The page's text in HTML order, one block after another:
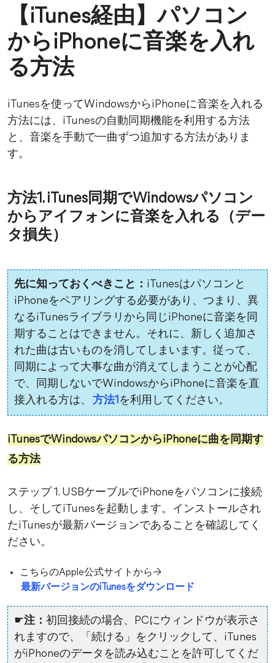
【iTunes経由】パソコン
からiPhoneに音楽を入れ
る方法
iTunesを使ってWindowsからiPhoneに音楽を入れる
方法には、iTunesの自動同期機能を利用する方法
と、音楽を手動で一曲ずつ追加する方法がありま
す。
方法1. iTunes同期でWindowsパソコン
からアイフォンに音楽を入れる（デー
タ損失）
先に知っておくべきこと： iTunesはパソコンと
iPhoneをペアリングする必要があり、つまり、異
なるiTunesライブラリから同じiPhoneに音楽を同
期することはできません。それに、新しく追加さ
れた曲は古いものを消してしまいます。従って、
同期によって大事な曲が消えてしまうことが心配
で、同期しないでWindowsからiPhoneに音楽を直
接入れる方は、
方法1を利用してください。
iTunesでWindowsパソコンからiPhoneに曲を同期す
る方法
ステップ 1. USBケーブルでiPhoneをパソコンに接続
し、そしてiTunesを起動します。インストールされ
たiTunesが最新バージョンであることを確認してく
ださい。
こちらのApple公式サイトから→
最新バージョンのiTunesをダウンロード
☛注： 初回接続の場合、PCにウィンドウが表示さ
れますので、「続ける」をクリックして、iTunes
がiPhoneのデータを読み込むことを許可してくだ